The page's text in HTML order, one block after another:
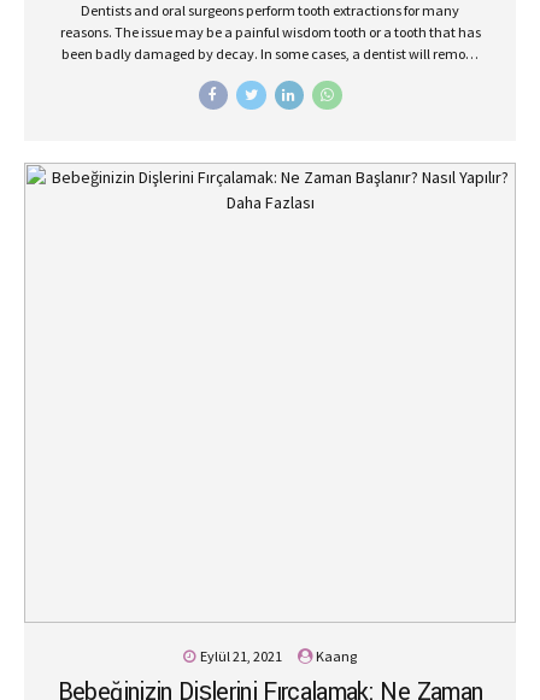
Dentists and oral surgeons perform tooth extractions for many
reasons. The issue may be a painful wisdom tooth or a tooth that has
been badly damaged by decay. In some cases, a dentist will remove
Eylül 21, 2021 Kaang
Bebeğinizin Dişlerini Fırçalamak: Ne Zaman